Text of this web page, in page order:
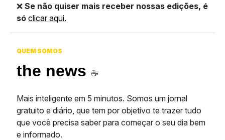
❌ Se não quiser mais receber nossas edições, é
só clicar aqui.
QUEM SOMOS
the news ☕️
Mais inteligente em 5 minutos. Somos um jornal
gratuito e diário, que tem por objetivo te trazer tudo
que você precisa saber para começar o seu dia bem
e informado.